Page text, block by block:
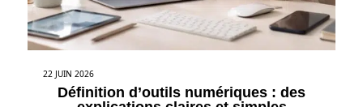
22 JUIN 2026
Définition d’outils numériques : des